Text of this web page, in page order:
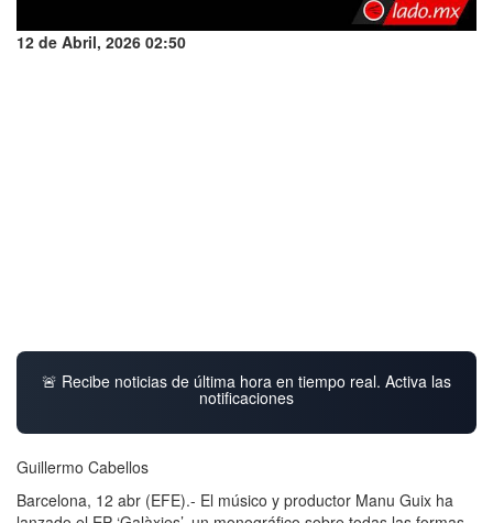
12 de Abril, 2026 02:50
🚨 Recibe noticias de última hora en tiempo real. Activa las
notificaciones
Guillermo Cabellos
Barcelona, 12 abr (EFE).- El músico y productor Manu Guix ha